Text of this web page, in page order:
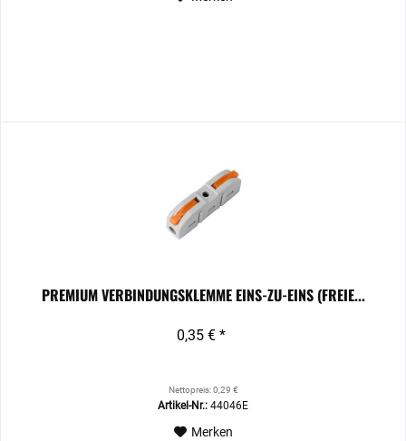
PREMIUM VERBINDUNGSKLEMME EINS-ZU-EINS (FREIE...
0,35 € *
Nettopreis: 0,29 €
Artikel-Nr.: 44046E
Merken